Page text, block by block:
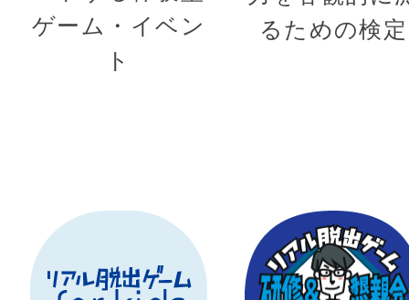
ゲーム・イベン
ト
るための検定